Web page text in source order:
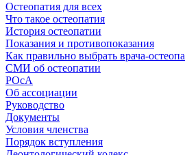
Остеопатия для всех
Что такое остеопатия
История остеопатии
Показания и противопоказания
Как правильно выбрать врача-
СМИ об остеопатии
РОсА
Об ассоциации
Руководство
Документы
Условия членства
Порядок вступления